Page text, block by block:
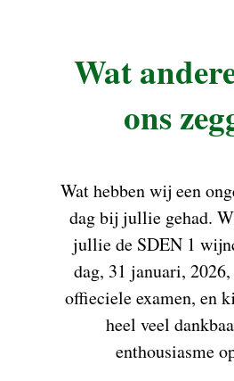
Wat
ons
Wat hebben wij een
dagbij jullie gehad.
jullie de SDEN 1
dag, 31 januari,
offieciele examen, en
heel veel
enthousiasme